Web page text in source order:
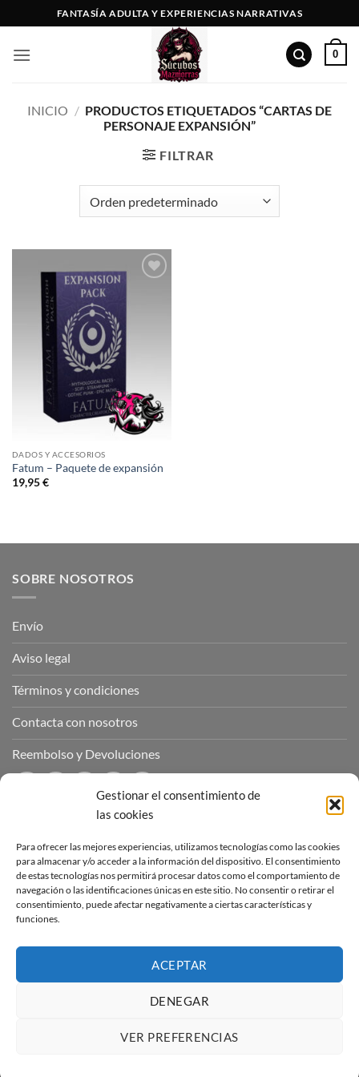
Gestionar el consentimiento de
las cookies
Para ofrecer las mejores experiencias, utilizamos tecnologías como las cookies
para almacenar y/o acceder a la información del dispositivo. El consentimiento
de estas tecnologías nos permitirá procesar datos como el comportamiento de
navegación o las identificaciones únicas en este sitio. No consentir o retirar el
consentimiento, puede afectar negativamente a ciertas características y
funciones.
ACEPTAR
DENEGAR
VER PREFERENCIAS
al
contenido
FANTASÍA ADULTA Y EXPERIENCIAS NARRATIVAS
0
INICIO / PRODUCTOS ETIQUETADOS “CARTAS DE
PERSONAJE EXPANSIÓN”
FILTRAR
DADOS Y ACCESORIOS
Fatum – Paquete de expansión
19,95€
SOBRE NOSOTROS
Envío
Aviso legal
Términos y condiciones
Contacta con nosotros
Reembolso y Devoluciones
Puedes contactar con nosotros a través de nuestras redes
sociales o a través del correo :
contacto@sucubosymazmorras.com
Visa PayPal Stripe